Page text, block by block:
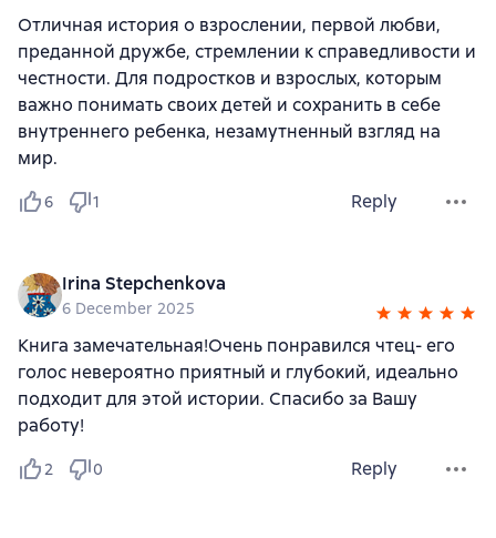
Отличная история о взрослении, первой любви,
преданной дружбе, стремлении к справедливости и
честности. Для подростков и взрослых, которым
важно понимать своих детей и сохранить в себе
внутреннего ребенка, незамутненный взгляд на
мир.
6 1 Reply
Irina Stepchenkova
6 December 2025
Книга замечательная!Очень понравился чтец- его
голос невероятно приятный и глубокий, идеально
подходит для этой истории. Спасибо за Вашу
работу!
2 0 Reply